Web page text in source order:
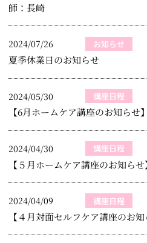
師：長崎
2024/07/26 お知らせ
夏季休業日のお知らせ
2024/05/30 講座日程
【6月ホームケア講座のお知ら
2024/04/30 講座日程
【５月ホームケア講座のお知ら
2024/04/09 講座日程
【４月対面セルフケア講座の